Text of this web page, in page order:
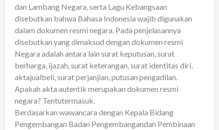
dan Lambang Negara, serta Lagu Kebangsaan
disebutkan bahwa Bahasa Indonesia wajib digunakan
dalam dokumen resmi negara. Pada penjelasannya
disebutkan yang dimaksud dengan dokumen resmi
Negara adalah antara lain surat keputusan, surat
berharga, ijazah, surat keterangan, surat identitas diri,
aktajualbeli, surat perjanjian, putusan pengadilan.
Apakah akta autentik merupakan dokumen resmi
negara? Tentutermasuk.
Berdasarkan wawancara dengan Kepala Bidang
Pengembangan Badan Pengembangandan Pembinaan